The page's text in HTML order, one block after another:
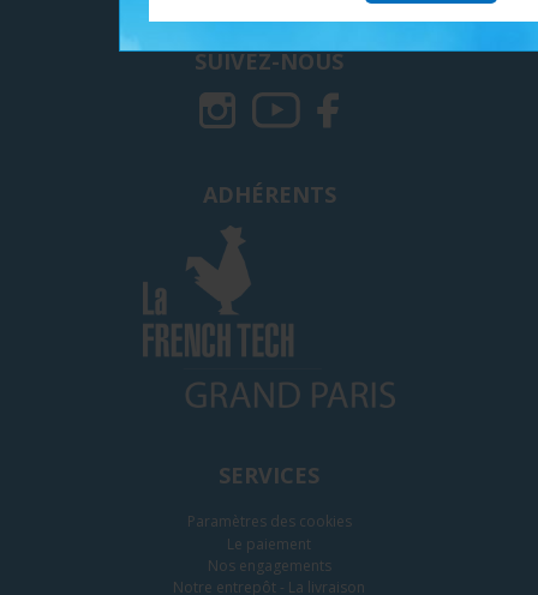
SUIVEZ-NOUS
ADHÉRENTS
SERVICES
Paramètres des cookies
Le paiement
Nos engagements
Notre entrepôt - La livraison